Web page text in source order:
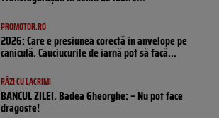
PROMOTOR.RO
2026: Care e presiunea corectă în anvelope pe
caniculă. Cauciucurile de iarnă pot să facă...
RÂZI CU LACRIMI
BANCUL ZILEI. Badea Gheorghe: – Nu pot face
dragoste!